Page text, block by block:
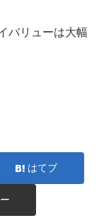
バリューは大幅
はてブ